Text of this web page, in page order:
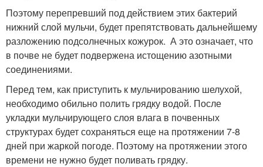
Поэтому перепревший под действием этих бактерий
нижний слой мульчи, будет препятствовать дальнейшему
разложению подсолнечных кожурок. А это означает, что
в почве не будет подвержена истощению азотными
соединениями.
Перед тем, как приступить к мульчированию шелухой,
необходимо обильно полить грядку водой. После
укладки мульчирующего слоя влага в почвенных
структурах будет сохраняться еще на протяжении 7-8
дней при жаркой погоде. Поэтому на протяжении этого
времени не нужно будет поливать грядку.